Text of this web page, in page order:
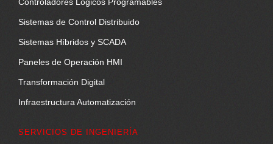
Sistemas de Control Distribuido
Sistemas Híbridos y SCADA
Paneles de Operación HMI
Transformación Digital
Infraestructura Automatización
SERVICIOS DE INGENIERÍA